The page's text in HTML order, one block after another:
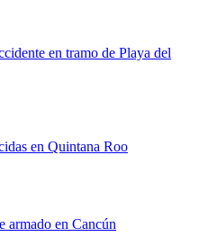
en tramo de Playa del
en Quintana Roo
armado en Cancún